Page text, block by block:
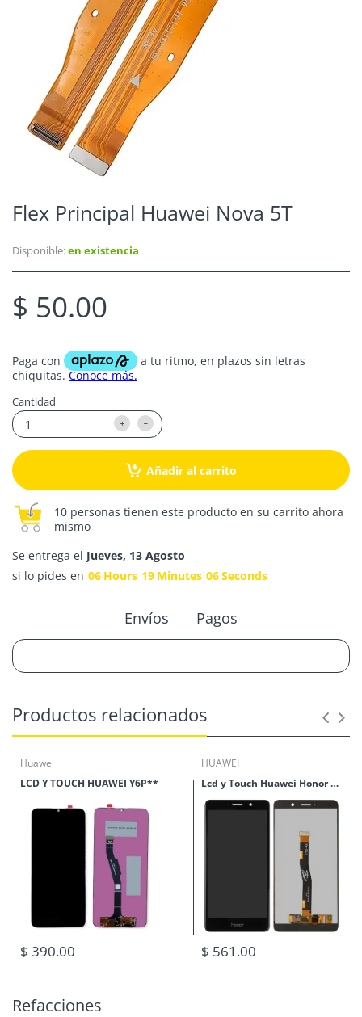
Flex Principal Huawei Nova 5T
Disponible:en existencia
$ 50.00
Cantidad
Añadir al carrito
10 personas tienen este producto en su carrito ahora
mismo
Se entrega el Jueves, 13 Agosto
si lo pides en 06 Hours 19 Minutes 06Seconds
Envíos Pagos
Productos relacionados
Huawei
LCD Y TOUCH HUAWEI Y6P**
$ 390.00
HUAWEI
Lcd y Touch Huawei Honor 6X
$ 561.00
Refacciones